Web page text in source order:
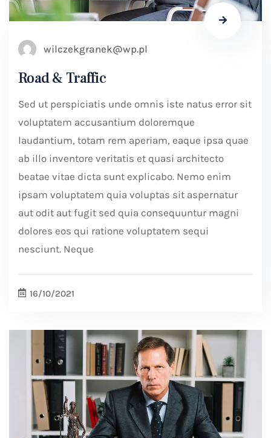
wilczekgranek@wp.pl
Road & Traffic
Sed ut perspiciatis unde omnis iste natus error sit
voluptatem accusantium doloremque
laudantium, totam rem aperiam, eaque ipsa quae
ab illo inventore veritatis et quasi architecto
beatae vitae dicta sunt explicabo. Nemo enim
ipsam voluptatem quia voluptas sit aspernatur
aut odit aut fugit sed quia consequuntur magni
dolores eos qui ratione voluptatem sequi
nesciunt. Neque
16/10/2021